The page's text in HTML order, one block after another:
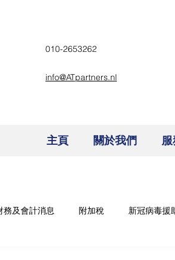
010-2653262
info@ATpartners.nl
主頁 關於我們
務及會計消息 附加稅 新冠病毒援